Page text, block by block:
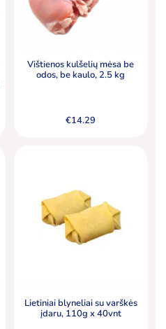
Vištienos kulšelių mėsa be
odos, be kaulo, 2.5 kg
€14.29
Lietiniai blyneliai su varškės
įdaru, 110g x 40vnt